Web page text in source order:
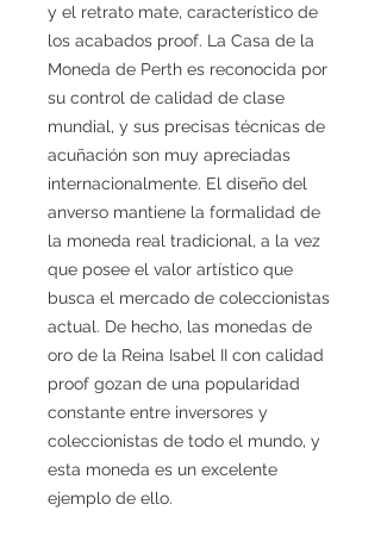
y el retrato mate, característico de
los acabados proof. La Casa de la
Moneda de Perth es reconocida por
su control de calidad de clase
mundial, y sus precisas técnicas de
acuñación son muy apreciadas
internacionalmente. El diseño del
anverso mantiene la formalidad de
la moneda real tradicional, a la vez
que posee el valor artístico que
busca el mercado de coleccionistas
actual. De hecho, las monedas de
oro de la Reina Isabel II con calidad
proof gozan de una popularidad
constante entre inversores y
coleccionistas de todo el mundo, y
esta moneda es un excelente
ejemplo de ello.